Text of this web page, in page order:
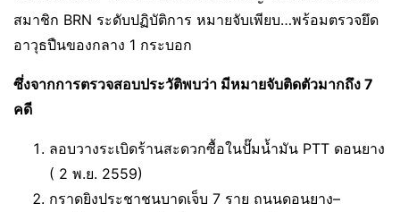
สมาชิก BRN ระดับปฏิบัติการ หมายจับเพียบ…พร้อมตรวจยึด
อาวุธปืนของกลาง 1 กระบอก
ซึ่งจากการตรวจสอบประวัติพบว่า มีหมายจับติดตัวมากถึง 7
คดี
ลอบวางระเบิดร้านสะดวกซื้อในปั๊มน้ำมัน PTT ดอนยาง
( 2 พ.ย. 2559)
กราดยิงประชาชนบาดเจ็บ 7 ราย ถนนดอนยาง–